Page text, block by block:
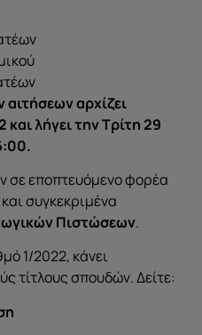
αρχίζει
λήγει την Τρίτη 29
σε εποπτευόμενο φορέα
συγκεκριμένα
Πιστώσεων.
1/2022, κάνει
τίτλους σπουδών. Δείτε: